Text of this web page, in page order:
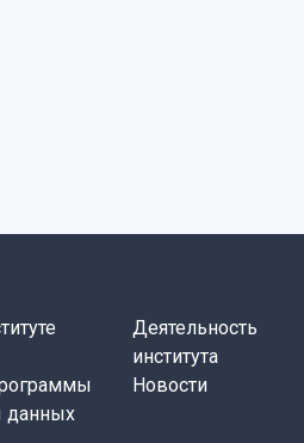
Деятельность
института
данных
Новости